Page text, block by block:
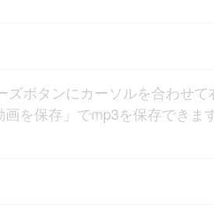
ズボタンにカーソルを合わせて
を保存」でmp3を保存できま